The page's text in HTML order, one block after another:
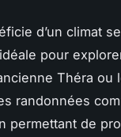
d’un climat
pour
Théra ou
randonnées
permettant de